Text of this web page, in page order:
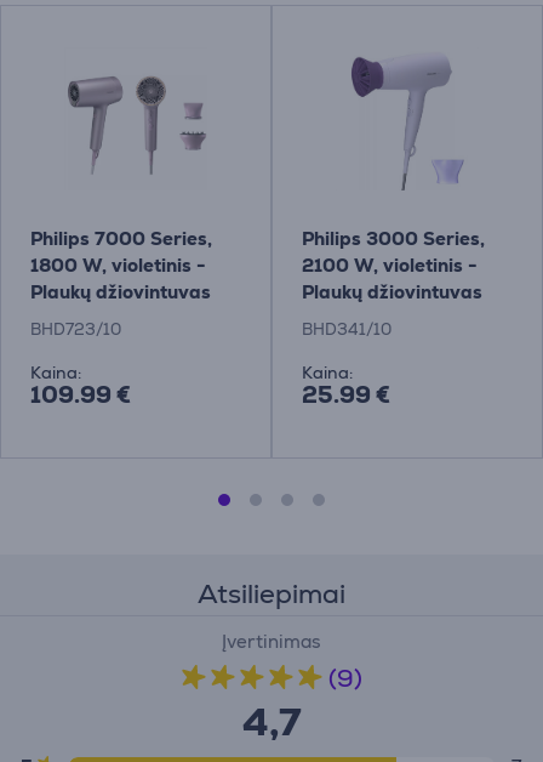
Philips 7000 Series,
1800 W, violetinis -
Plaukų džiovintuvas
BHD723/10
Kaina:
109.99 €
Philips 3000 Series,
2100 W, violetinis -
Plaukų džiovintuvas
BHD341/10
Kaina:
25.99 €
Atsiliepimai
Įvertinimas
(9)
4,7